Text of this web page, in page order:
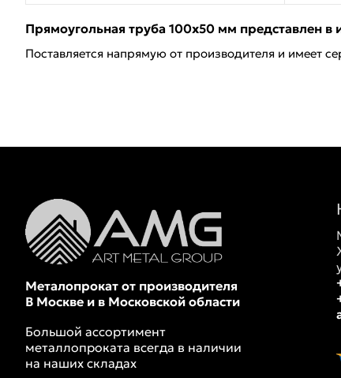
Прямоугольная труба 100х50 мм представлен в
Поставляется напрямую от производителя и имеет
Металопрокат от производителя
В Москве и в Московской области
Большой ассортимент
металлопроката всегда в наличии
на наших складах